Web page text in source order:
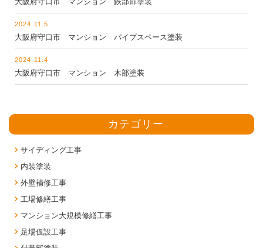
2024.11.5
大阪府守口市 マンション パイプスペース塗装
2024.11.4
大阪府守口市 マンション 木部塗装
カテゴリー
サイディング工事
内装塗装
外壁補修工事
工場修繕工事
マンション大規模修繕工事
足場仮設工事